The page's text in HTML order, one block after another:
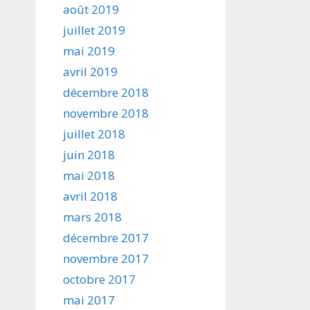
août 2019
juillet 2019
mai 2019
avril 2019
décembre 2018
novembre 2018
juillet 2018
juin 2018
mai 2018
avril 2018
mars 2018
décembre 2017
novembre 2017
octobre 2017
mai 2017